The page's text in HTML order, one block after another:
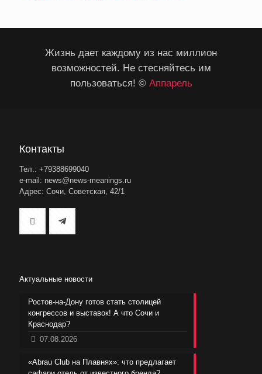
Жизнь дает каждому из нас миллион
возможностей. Не стесняйтесь им
пользоваться! © Аппарель
Контакты
Тел.: +79388699040
e-mail: news@news-meanings.ru
Адрес: Сочи, Советская, 42/1
Актуальные новости
Ростов-на-Дону готов стать столицей
конгрессов и выставок! А что Сочи и
Краснодар?
07.08.2026
«Abrau Club на Плавнях»: что предлагает